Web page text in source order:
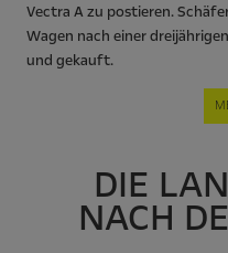
Vectra A zu postieren.
Wagen nach einer
und gekauft.
DIE
NACH